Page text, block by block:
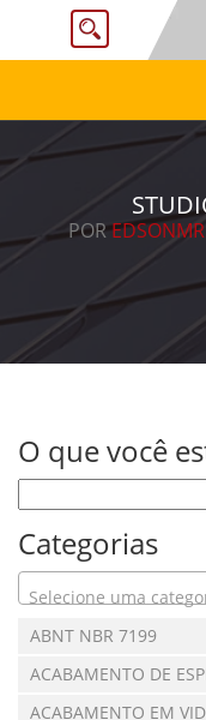
POR
O que você
Categorias
Selecione uma
ABNT NBR 7199
ACABAMENTO DE
ACABAMENTO EM